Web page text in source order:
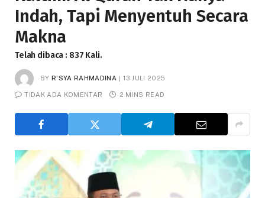
Indah, Tapi Menyentuh Secara
Makna
Telah dibaca : 837 Kali.
BY R'SYA RAHMADINA 13 JULI 2025
TIDAK ADA KOMENTAR 2 MINS READ